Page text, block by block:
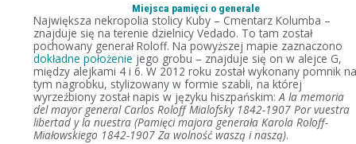
Miejsca pamięci o generale
Największa nekropolia stolicy Kuby – Cmentarz Kolumba –
znajduje się na terenie dzielnicy Vedado. To tam został
pochowany generał Roloff. Na powyższej mapie zaznaczono
dokładne położenie jego grobu – znajduje się on w alejce G,
między alejkami 4 i 6. W 2012 roku został wykonany pomnik
tym nagrobku, stylizowany w formie szabli, na której
wyrzeźbiony został napis w języku hiszpańskim:A la memoria
del mayor general Carlos Roloff Mialofsky 1842-1907 Por vuestra
libertad y la nuestra(Pamięci majora generała Karola Roloff-
Miałowskiego 1842-1907 Za wolność waszą i naszą).